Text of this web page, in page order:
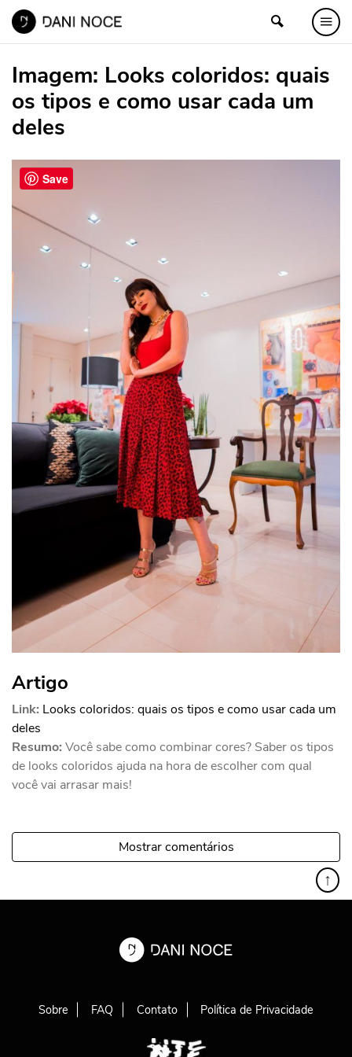
Imagem: Looks coloridos: quais
os tipos e como usar cada um
deles
Artigo
Link: Looks coloridos: quais os tipos e como usar cada um
deles
Resumo: Você sabe como combinar cores? Saber os tipos
de looks coloridos ajuda na hora de escolher com qual
você vai arrasar mais!
Mostrar comentários
↑
Sobre FAQ Contato Política de Privacidade
Save